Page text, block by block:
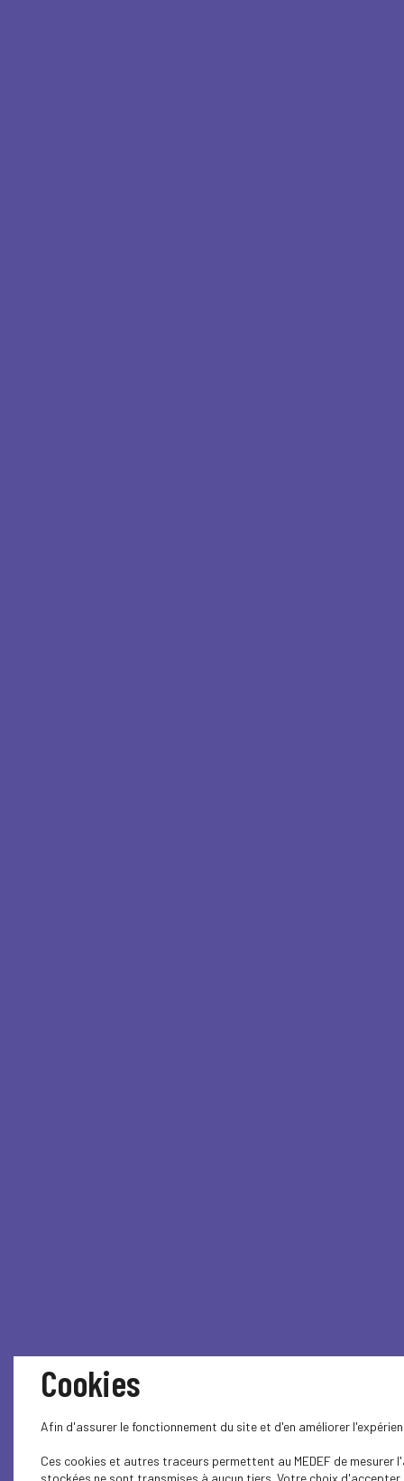
Cookies
Afin d'assurer le fonctionnement du site et d'en améliorer
Ces cookies et autres traceurs permettent au MEDEF de
stockées ne sont transmises à aucun tiers. Votre choix